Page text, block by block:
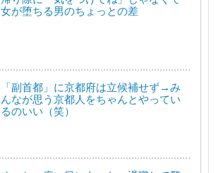
女が堕ちる男のちょっとの差
「副首都」に京都府は立候補せず→み
んなが思う京都人をちゃんとやってい
るのいい（笑）